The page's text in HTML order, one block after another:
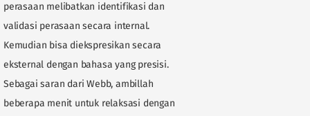
perasaan melibatkan identifikasi dan
validasi perasaan secara internal.
Kemudian bisa diekspresikan secara
eksternal dengan bahasa yang presisi.
Sebagai saran dari Webb, ambillah
beberapa menit untuk relaksasi dengan